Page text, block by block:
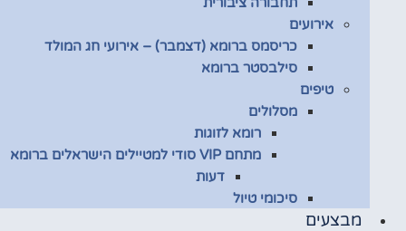
אירועים
כריסמס ברומא (דצמבר) – אירועי חג המולד
סילבסטר ברומא
טיפים
מסלולים
רומא לזוגות
מתחם VIP סודי למטיילים הישראלים ברומא
דעות
סיכומי טיול
מבצעים